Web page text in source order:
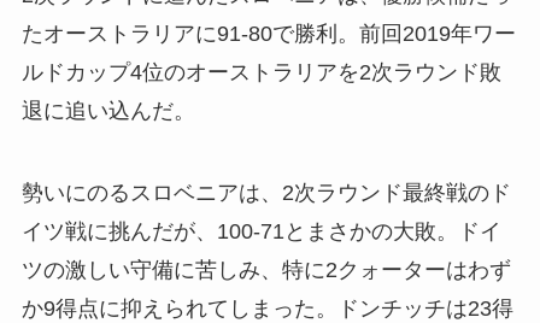
たオーストラリアに91-80で勝利。前回2019年ワー
ルドカップ4位のオーストラリアを2次ラウンド敗
退に追い込んだ。
勢いにのるスロベニアは、2次ラウンド最終戦のド
イツ戦に挑んだが、100-71とまさかの大敗。ドイ
ツの激しい守備に苦しみ、特に2クォーターはわず
か9得点に抑えられてしまった。ドンチッチは23得